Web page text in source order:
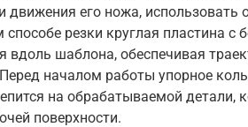
движения его ножа,
резки круглая пластина с
вдоль шаблона, обеспечивая
началом работы упорное
на обрабатываемой детали,
поверхности.